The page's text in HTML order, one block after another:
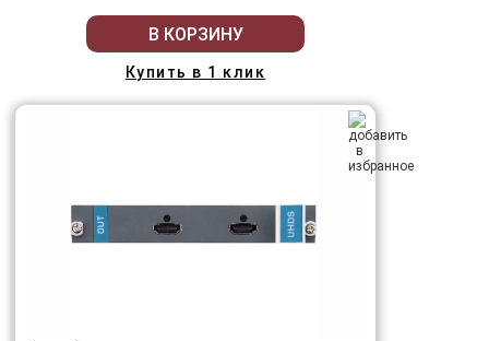
В КОРЗИНУ
Купить в 1 клик